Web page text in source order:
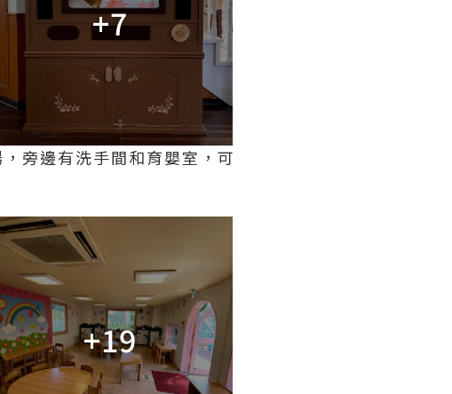
+7
旁邊有洗手間和育嬰室，可
+19